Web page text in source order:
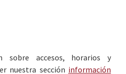
sobre accesos, horarios y
nuestra sección información